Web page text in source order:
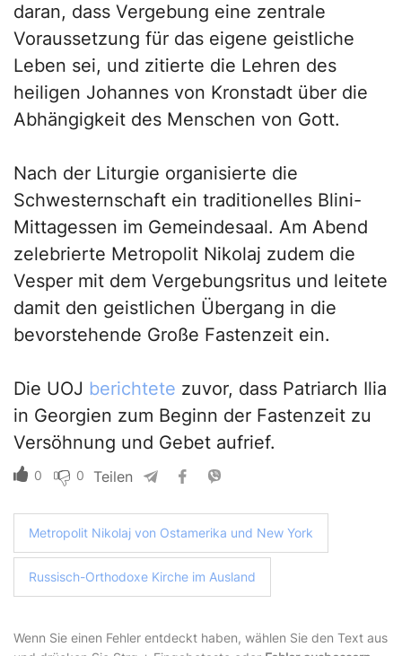
daran, dass Vergebung eine zentrale
Voraussetzung für das eigene geistliche
Leben sei, und zitierte die Lehren des
heiligen Johannes von Kronstadt über die
Abhängigkeit des Menschen von Gott.
Nach der Liturgie organisierte die
Schwesternschaft ein traditionelles Blini-
Mittagessen im Gemeindesaal. Am Abend
zelebrierte Metropolit Nikolaj zudem die
Vesper mit dem Vergebungsritus und leitete
damit den geistlichen Übergang in die
bevorstehende Große Fastenzeit ein.
Die UOJ berichtete zuvor, dass Patriarch Ilia
in Georgien zum Beginn der Fastenzeit zu
Versöhnung und Gebet aufrief.
0 0 Teilen
Metropolit Nikolaj von Ostamerika und New York
Russisch-Orthodoxe Kirche im Ausland
Wenn Sie einen Fehler entdeckt haben, wählen Sie den Text aus